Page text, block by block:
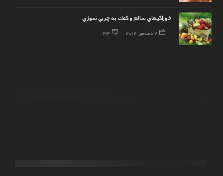
خوراكيهاي سالم و كمك به چربي سوزي
2 دسامبر, 2014 33